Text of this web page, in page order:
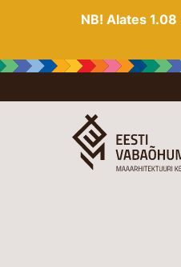
NB! Alates 1.08